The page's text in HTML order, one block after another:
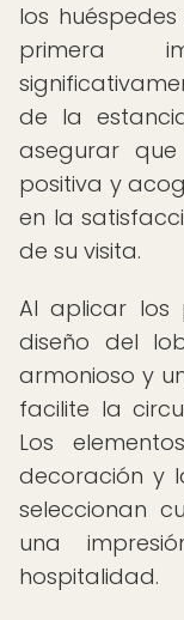
los
primera
de la
asegurar
positiva y
en la
de su visita.
Al aplicar los
diseño del
armonioso y
facilite la
Los
decoración y
seleccionan
una
hospitalidad.